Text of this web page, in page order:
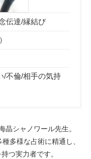
伝達/縁結び
/不倫/相手の気持
晶シャノワール先生。
多様な占術に精通し、
つ実力者です。